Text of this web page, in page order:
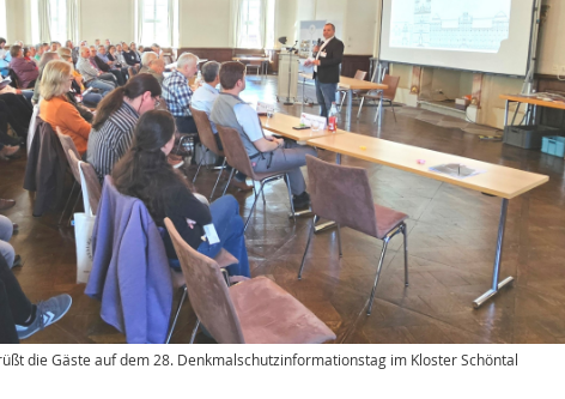
die Gäste auf dem 28. Denkmalschutzinformationstag im Kloster Schöntal